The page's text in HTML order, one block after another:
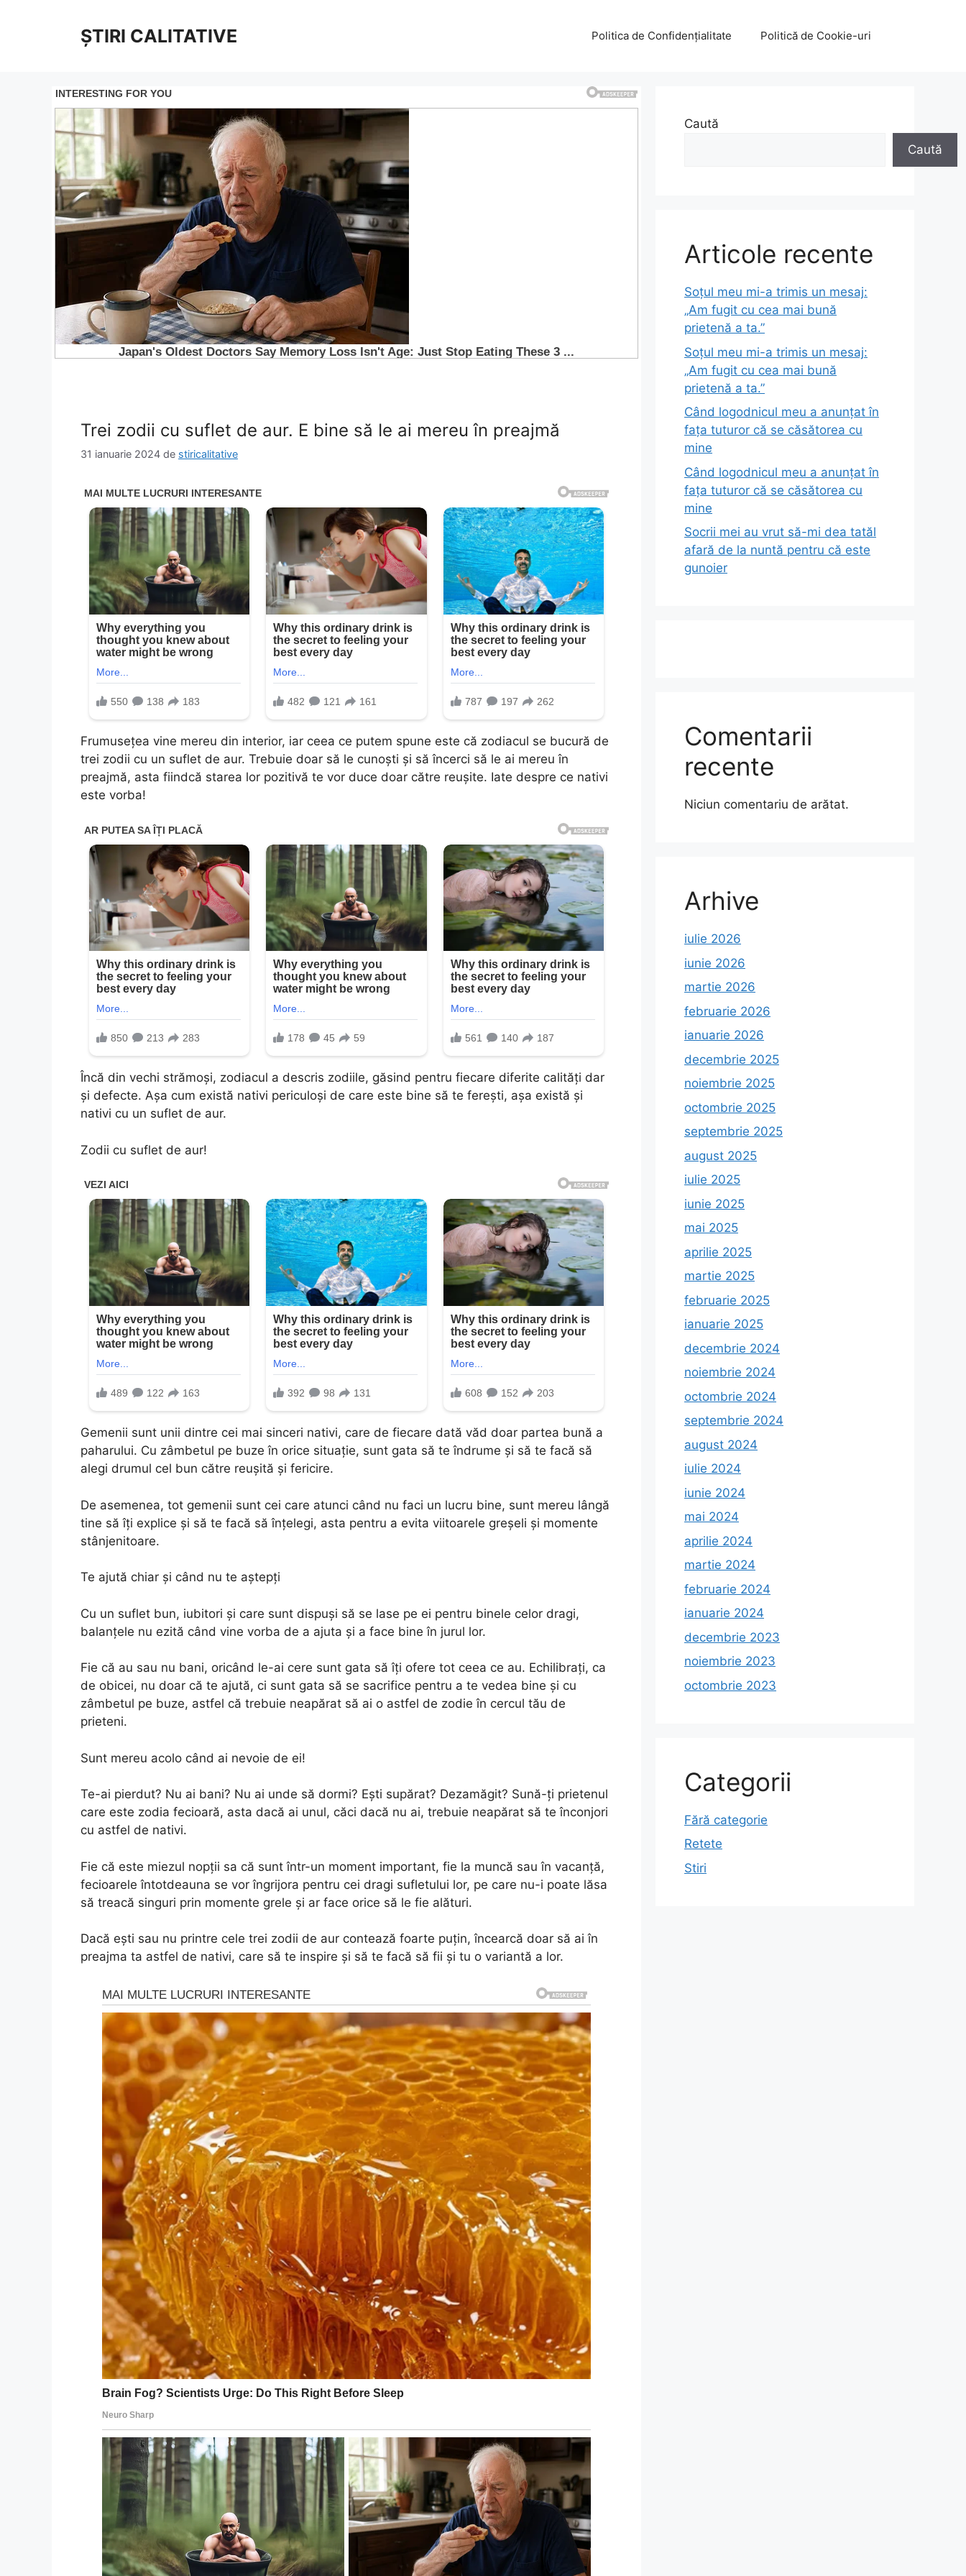
ȘTIRI CALITATIVE Politica de Confidențialitate Politică de Cookie-uri
Trei zodii cu suflet de aur. E bine să Ie ai mereu în preajmă
31 ianuarie 2024 de stiricalitative
Frumusețea vine mereu din interior, iar ceea ce putem spune este că zodiacul se bucură de
trei zodii cu un suflet de aur. Trebuie doar să le cunoști și să încerci să le ai mereu în
preajmă, asta fiindcă starea lor pozitivă te vor duce doar către reușite. Iate despre ce nativi
este vorba!
Încă din vechi strămoși, zodiacul a descris zodiile, găsind pentru fiecare diferite calități dar
și defecte. Așa cum există nativi periculoși de care este bine să te ferești, așa există și
nativi cu un suflet de aur.
Zodii cu suflet de aur!
Gemenii sunt unii dintre cei mai sinceri nativi, care de fiecare dată văd doar partea bună a
paharului. Cu zâmbetul pe buze în orice situație, sunt gata să te îndrume și să te facă să
alegi drumul cel bun către reușită și fericire.
De asemenea, tot gemenii sunt cei care atunci când nu faci un lucru bine, sunt mereu lângă
tine să îți explice și să te facă să înțelegi, asta pentru a evita viitoarele greșeli și momente
stânjenitoare.
Te ajută chiar și când nu te aștepți
Cu un suflet bun, iubitori și care sunt dispuși să se lase pe ei pentru binele celor dragi,
balanțele nu ezită când vine vorba de a ajuta și a face bine în jurul lor.
Fie că au sau nu bani, oricând le-ai cere sunt gata să îți ofere tot ceea ce au. Echilibrați, ca
de obicei, nu doar că te ajută, ci sunt gata să se sacrifice pentru a te vedea bine și cu
zâmbetul pe buze, astfel că trebuie neapărat să ai o astfel de zodie în cercul tău de
prieteni.
Sunt mereu acolo când ai nevoie de ei!
Te-ai pierdut? Nu ai bani? Nu ai unde să dormi? Ești supărat? Dezamăgit? Sună-ți prietenul
care este zodia fecioară, asta dacă ai unul, căci dacă nu ai, trebuie neapărat să te înconjori
cu astfel de nativi.
Fie că este miezul nopții sa că sunt într-un moment important, fie la muncă sau în vacanță,
fecioarele întotdeauna se vor îngrijora pentru cei dragi sufletului lor, pe care nu-i poate lăsa
să treacă singuri prin momente grele și ar face orice să le fie alături.
Dacă ești sau nu printre cele trei zodii de aur contează foarte puțin, încearcă doar să ai în
preajma ta astfel de nativi, care să te inspire și să te facă să fii și tu o variantă a lor.
Caută
Caută
Articole recente
Soțul meu mi-a trimis un mesaj:
„Am fugit cu cea mai bună
prietenă a ta.”
Soțul meu mi-a trimis un mesaj:
„Am fugit cu cea mai bună
prietenă a ta.”
Când logodnicul meu a anunțat în
fața tuturor că se căsătorea cu
mine
Când logodnicul meu a anunțat în
fața tuturor că se căsătorea cu
mine
Socrii mei au vrut să-mi dea tatăl
afară de la nuntă pentru că este
gunoier
Comentarii
recente
Niciun comentariu de arătat.
Arhive
iulie 2026
iunie 2026
martie 2026
februarie 2026
ianuarie 2026
decembrie 2025
noiembrie 2025
octombrie 2025
septembrie 2025
august 2025
iulie 2025
iunie 2025
mai 2025
aprilie 2025
martie 2025
februarie 2025
ianuarie 2025
decembrie 2024
noiembrie 2024
octombrie 2024
septembrie 2024
august 2024
iulie 2024
iunie 2024
mai 2024
aprilie 2024
martie 2024
februarie 2024
ianuarie 2024
decembrie 2023
noiembrie 2023
octombrie 2023
Categorii
Fără categorie
Retete
Stiri